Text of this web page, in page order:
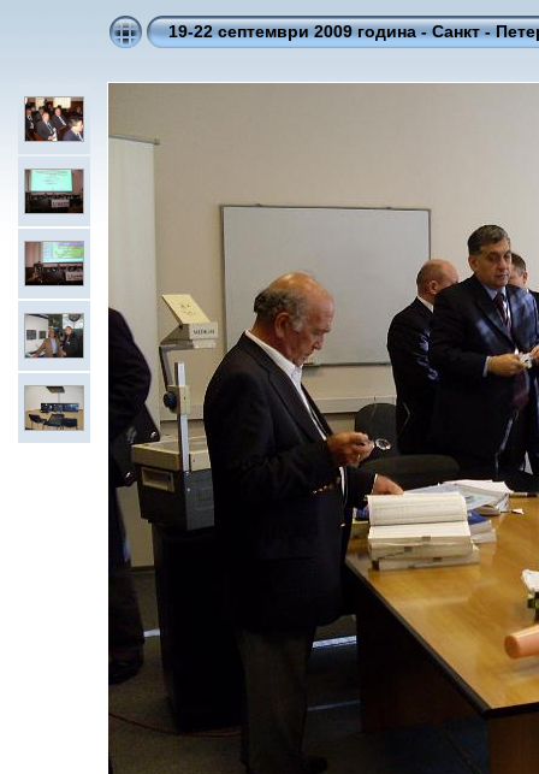
19-22 септември 2009 година - Санкт -